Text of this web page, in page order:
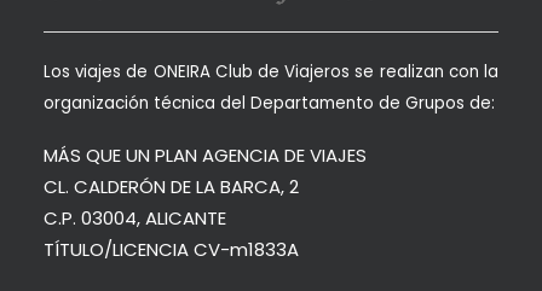
Los viajes de ONEIRA Club de Viajeros se realizan con la
organización técnica del Departamento de Grupos de:
MÁS QUE UN PLAN AGENCIA DE VIAJES
CL. CALDERÓN DE LA BARCA, 2
C.P. 03004, ALICANTE
TÍTULO/LICENCIA CV-m1833A